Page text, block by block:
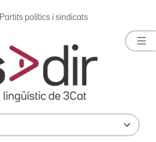
Partits polítics i sindicats